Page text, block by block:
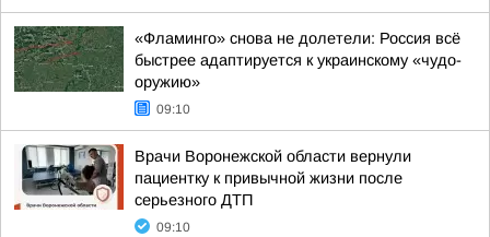
«Фламинго» снова не долетели: Россия всё
быстрее адаптируется к украинскому «чудо-
оружию»
09:10
Врачи Воронежской области вернули
пациентку к привычной жизни после
серьезного ДТП
09:10